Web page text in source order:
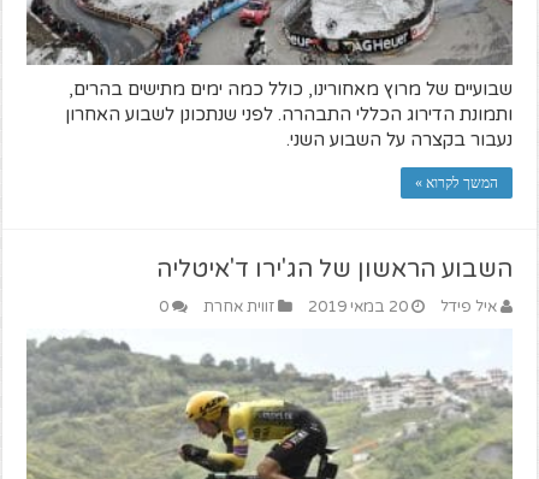
שבועיים של מרוץ מאחורינו, כולל כמה ימים מתישים בהרים,
ותמונת הדירוג הכללי התבהרה. לפני שנתכונן לשבוע האחרון
נעבור בקצרה על השבוע השני.
המשך לקרוא »
השבוע הראשון של הג'ירו ד'איטליה
איל פידל 20 במאי 2019 זווית אחרת 0